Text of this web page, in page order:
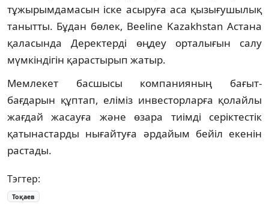
тұжырымдамасын іске асыруға аса қызығушылық
танытты. Бұдан бөлек, Beeline Kazakhstan Астана
қаласында Деректерді өңдеу орталығын салу
мүмкіндігін қарастырып жатыр.
Мемлекет басшысы компанияның бағыт-
бағдарын құптап, еліміз инвесторларға қолайлы
жағдай жасауға және өзара тиімді серіктестік
қатынастарды нығайтуға әрдайым бейіл екенін
растады.
Тэгтер:
Тоқаев